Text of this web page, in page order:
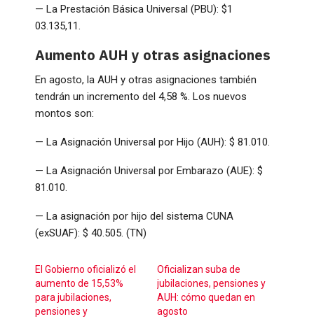
— La Prestación Básica Universal (PBU): $1
03.135,11.
Aumento AUH y otras asignaciones
En agosto, la AUH y otras asignaciones también
tendrán un incremento del 4,58 %. Los nuevos
montos son:
— La Asignación Universal por Hijo (AUH): $ 81.010.
— La Asignación Universal por Embarazo (AUE): $
81.010.
— La asignación por hijo del sistema CUNA
(exSUAF): $ 40.505. (TN)
El Gobierno oficializó el
aumento de 15,53%
para jubilaciones,
pensiones y
Oficializan suba de
jubilaciones, pensiones y
AUH: cómo quedan en
agosto